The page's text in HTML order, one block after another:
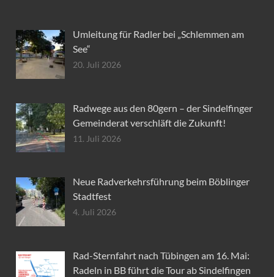
Umleitung für Radler bei „Schlemmen am
See“
20. Juli 2026
Radwege aus den 80gern – der Sindelfinger
Gemeinderat verschläft die Zukunft!
11. Juli 2026
Neue Radverkehrsführung beim Böblinger
Stadtfest
4. Juli 2026
Rad-Sternfahrt nach Tübingen am 16. Mai:
Radeln in BB führt die Tour ab Sindelfingen